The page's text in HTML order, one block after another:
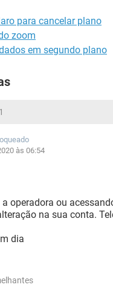
para cancelar plano
zoom
em segundo plano
às 06:54
operadora ou
na sua conta.
dia